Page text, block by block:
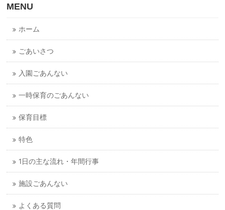
MENU
ホーム
ごあいさつ
入園ごあんない
一時保育のごあんない
保育目標
特色
1日の主な流れ・年間行事
施設ごあんない
よくある質問